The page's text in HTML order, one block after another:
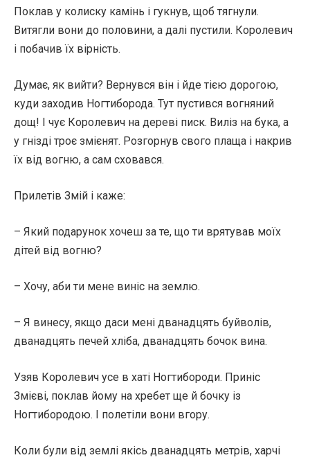
Поклав у колиску камінь і гукнув, щоб тягнули.
Витягли вони до половини, а далі пустили. Королевич
і побачив їх вірність.
Думає, як вийти? Вернувся він і йде тією дорогою,
куди заходив Ногтиборода. Тут пустився вогняний
дощ! І чує Королевич на дереві писк. Виліз на бука, а
у гнізді троє змієнят. Розгорнув свого плаща і накрив
їх від вогню, а сам сховався.
Прилетів Змій і каже:
– Який подарунок хочеш за те, що ти врятував моїх
дітей від вогню?
– Хочу, аби ти мене виніс на землю.
– Я винесу, якщо даси мені дванадцять буйволів,
дванадцять печей хліба, дванадцять бочок вина.
Узяв Королевич усе в хаті Ногтибороди. Приніс
Змієві, поклав йому на хребет ще й бочку із
Ногтибородою. І полетіли вони вгору.
Коли були від землі якісь дванадцять метрів, харчі